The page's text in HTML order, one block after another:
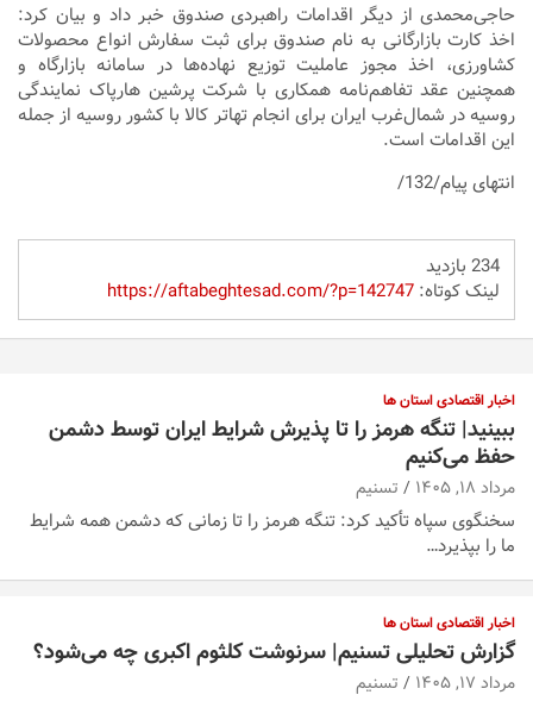
حاجی‌محمدی از دیگر اقدامات راهبردی صندوق خبر داد و بیان کرد:
اخذ کارت بازارگانی به نام صندوق برای ثبت سفارش انواع محصولات
کشاورزی، اخذ مجوز عاملیت توزیع نهاده‌ها در سامانه بازارگاه و
همچنین عقد تفاهم‌نامه همکاری با شرکت پرشین هارپاک نمایندگی
روسیه در شمال‌غرب ایران برای انجام تهاتر کالا با کشور روسیه از جمله
این اقدامات است.
انتهای پیام/132/
234 بازدید
لینک کوتاه:https://aftabeghtesad.com/?p=142747
اخبار اقتصادی استان ها
ببینید| تنگه هرمز را تا پذیرش شرایط ایران توسط دشمن
حفظ می‌کنیم
مرداد ۱۸, ۱۴۰۵ تسنیم
سخنگوی سپاه تأکید کرد: تنگه هرمز را تا زمانی که دشمن همه‌ شرایط
ما را بپذیرد…
اخبار اقتصادی استان ها
گزارش تحلیلی تسنیم| سرنوشت کلثوم اکبری چه می‌شود؟
مرداد ۱۷, ۱۴۰۵ تسنیم